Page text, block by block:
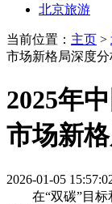
北京旅游
当前位置： 主页 >
市场新格局深度分
2025年
市场新
2026-01-05
在“双碳”目